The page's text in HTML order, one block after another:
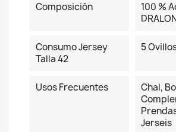
Composición
100 %
Consumo Jersey
Talla 42
5
Usos Frecuentes
Chal,
Jerseis